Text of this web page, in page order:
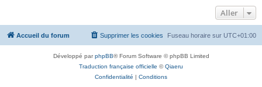
c
e
Aller
Accueil du forum Fuseau horaire sur UTC+01:00
Supprimer les cookies
Développé parphpBB® Forum Software © phpBB Limited
Traduction française officielle ©Qiaeru
Confidentialité | Conditions